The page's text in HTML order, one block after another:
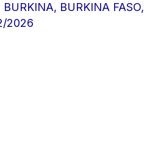
BURKINA, BURKINA FASO,
2026